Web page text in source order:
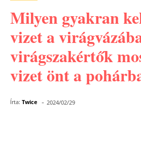
Milyen gyakran
vizet a
virágszakértők
vizet önt a
Írta: Twice - 2024/02/29